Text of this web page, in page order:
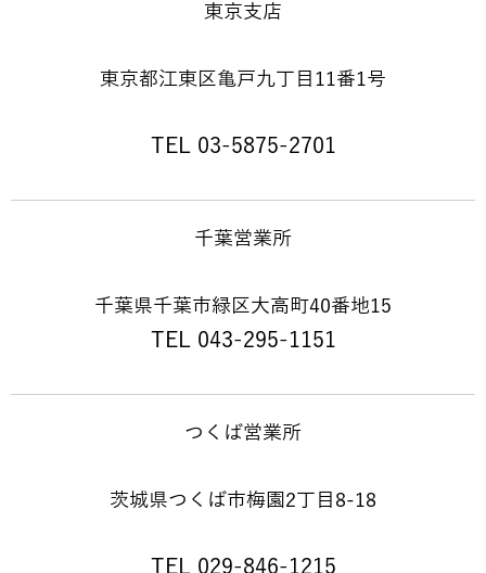
東京支店
東京都江東区亀戸九丁目11番1号
TEL 03-5875-2701
千葉営業所
千葉県千葉市緑区大高町40番地15
TEL 043-295-1151
つくば営業所
茨城県つくば市梅園2丁目8-18
TEL 029-846-1215